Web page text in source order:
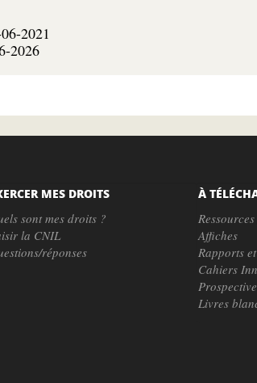
2021
2026
MES DROITS
sont mes droits ?
la CNIL
réponses
À
Affiches
Rapports
Cahiers
Prospective
Livres